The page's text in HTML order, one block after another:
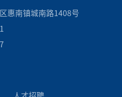
惠南镇城南路1408号